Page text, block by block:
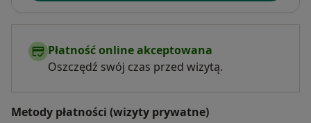
Płatność online akceptowana
Oszczędź swój czas przed wizytą.
Metody płatności (wizyty prywatne)